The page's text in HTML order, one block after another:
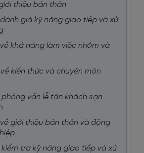
thiệu bản thân
đánh giá kỹ năng giao tiếp và xử
về khả năng làm việc nhóm và
về kiến thức và chuyên môn
vấn lễ tân khách sạn
về giới thiệu bản thân và động
kiểm tra kỹ năng giao tiếp và xử